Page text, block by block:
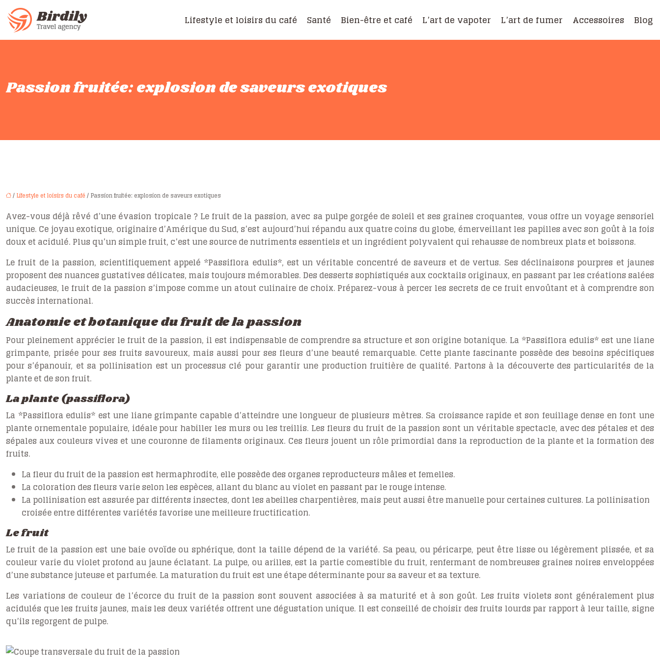
Lifestyle et loisirs du café Santé Bien-être et café L’art de vapoter L’art de fumer Accessoires Blog
Passion fruitée: explosion de saveurs exotiques
/ Lifestyle et loisirs du café / Passion fruitée: explosion de saveurs exotiques
Avez-vous déjà rêvé d’une évasion tropicale ? Le fruit de la passion, avec sa pulpe gorgée de soleil et ses graines croquantes, vous offre un voyage sensoriel
unique. Ce joyau exotique, originaire d’Amérique du Sud, s’est aujourd’hui répandu aux quatre coins du globe, émerveillant les papilles avec son goût à la fois
doux et acidulé. Plus qu’un simple fruit, c’est une source de nutriments essentiels et un ingrédient polyvalent qui rehausse de nombreux plats et boissons.
Le fruit de la passion, scientifiquement appelé *Passiflora edulis*, est un véritable concentré de saveurs et de vertus. Ses déclinaisons pourpres et jaunes
proposent des nuances gustatives délicates, mais toujours mémorables. Des desserts sophistiqués aux cocktails originaux, en passant par les créations salées
audacieuses, le fruit de la passion s’impose comme un atout culinaire de choix. Préparez-vous à percer les secrets de ce fruit envoûtant et à comprendre son
succès international.
Anatomie et botanique du fruit de la passion
Pour pleinement apprécier le fruit de la passion, il est indispensable de comprendre sa structure et son origine botanique. La *Passiflora edulis* est une liane
grimpante, prisée pour ses fruits savoureux, mais aussi pour ses fleurs d’une beauté remarquable. Cette plante fascinante possède des besoins spécifiques
pour s’épanouir, et sa pollinisation est un processus clé pour garantir une production fruitière de qualité. Partons à la découverte des particularités de la
plante et de son fruit.
La plante (passiflora)
La *Passiflora edulis* est une liane grimpante capable d’atteindre une longueur de plusieurs mètres. Sa croissance rapide et son feuillage dense en font une
plante ornementale populaire, idéale pour habiller les murs ou les treillis. Les fleurs du fruit de la passion sont un véritable spectacle, avec des pétales et des
sépales aux couleurs vives et une couronne de filaments originaux. Ces fleurs jouent un rôle primordial dans la reproduction de la plante et la formation des
fruits.
La fleur du fruit de la passion est hermaphrodite, elle possède des organes reproducteurs mâles et femelles.
La coloration des fleurs varie selon les espèces, allant du blanc au violet en passant par le rouge intense.
La pollinisation est assurée par différents insectes, dont les abeilles charpentières, mais peut aussi être manuelle pour certaines cultures. La pollinisation
croisée entre différentes variétés favorise une meilleure fructification.
Le fruit
Le fruit de la passion est une baie ovoïde ou sphérique, dont la taille dépend de la variété. Sa peau, ou péricarpe, peut être lisse ou légèrement plissée, et sa
couleur varie du violet profond au jaune éclatant. La pulpe, ou arilles, est la partie comestible du fruit, renfermant de nombreuses graines noires enveloppées
d’une substance juteuse et parfumée. La maturation du fruit est une étape déterminante pour sa saveur et sa texture.
Les variations de couleur de l’écorce du fruit de la passion sont souvent associées à sa maturité et à son goût. Les fruits violets sont généralement plus
acidulés que les fruits jaunes, mais les deux variétés offrent une dégustation unique. Il est conseillé de choisir des fruits lourds par rapport à leur taille, signe
qu’ils regorgent de pulpe.